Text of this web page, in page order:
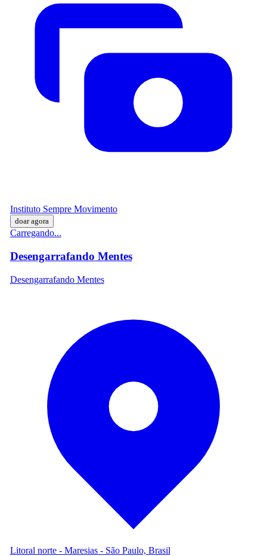
Instituto Sempre Movimento
doar agora
Carregando...
Desengarrafando Mentes
Desengarrafando Mentes
Litoral norte - Maresias - São Paulo, Brasil